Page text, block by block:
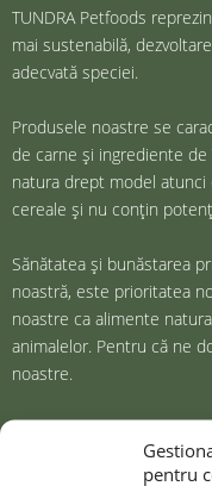
pentru
TUNDRA Petfoods
mai sustenabilă,
adecvată speciei.
Produsele noastre se
de carne și ingrediente
natura drept model
cereale și nu conțin
Sănătatea și bunăstarea
noastră, este prioritatea
noastre ca alimente
animalelor. Pentru că ne
noastre.